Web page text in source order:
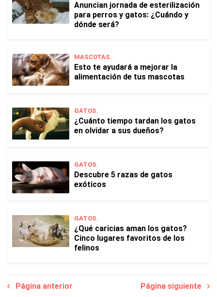
Anuncian jornada de esterilización
para perros y gatos: ¿Cuándo y
dónde será?
MASCOTAS.
Esto te ayudará a mejorar la
alimentación de tus mascotas
GATOS.
¿Cuánto tiempo tardan los gatos
en olvidar a sus dueños?
GATOS.
Descubre 5 razas de gatos
exóticos
GATOS.
¿Qué caricias aman los gatos?
Cinco lugares favoritos de los
felinos
Página anterior Página siguiente